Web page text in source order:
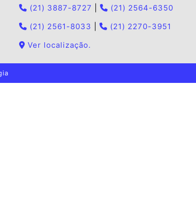
(21) 3887-8727 |
(21) 2564-6350
(21) 2561-8033
|
(21) 2270-3951
Ver localização.